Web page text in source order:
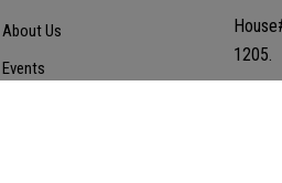
About Us
Events
1205.